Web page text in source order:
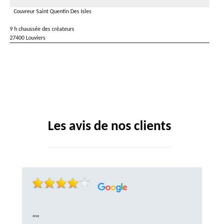
Couvreur Saint Quentin Des Isles
9 h chaussée des créateurs
27400 Louviers
Les avis de nos clients
""